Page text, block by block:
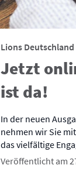
Lions Deutschland
Jetzt
ist da!
In der neuen
nehmen wir Sie
das vielfältige
Veröffentlicht am